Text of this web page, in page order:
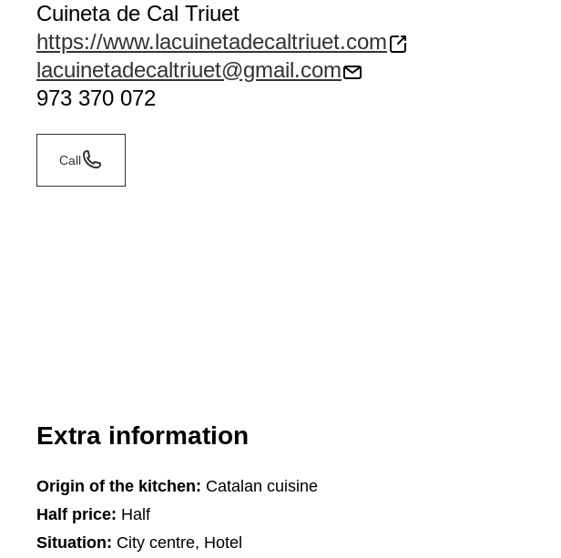
Cuineta de Cal Triuet
https://www.lacuinetadecaltriuet.com
lacuinetadecaltriuet@gmail.com
973 370 072
Call
Extra information
Origin of the kitchen: Catalan cuisine
Half price: Half
Situation: City centre, Hotel